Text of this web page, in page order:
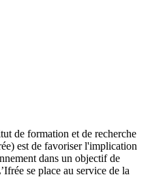
de formation et de recherche
est de favoriser l'implication
dans un objectif de
se place au service de la